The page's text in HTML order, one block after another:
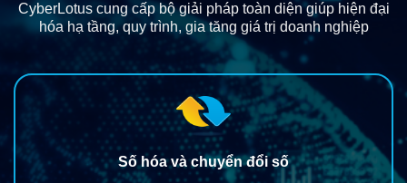
CyberLotus cung cấp bộ giải pháp toàn diện giúp hiện đại
hóa hạ tầng, quy trình, gia tăng giá trị doanh nghiệp
Số hóa và chuyển đổi số